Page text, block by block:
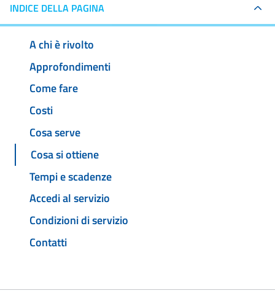
INDICE DELLA PAGINA
A chi è rivolto
Approfondimenti
Come fare
Costi
Cosa serve
Cosa si ottiene
Tempi e scadenze
Accedi al servizio
Condizioni di servizio
Contatti